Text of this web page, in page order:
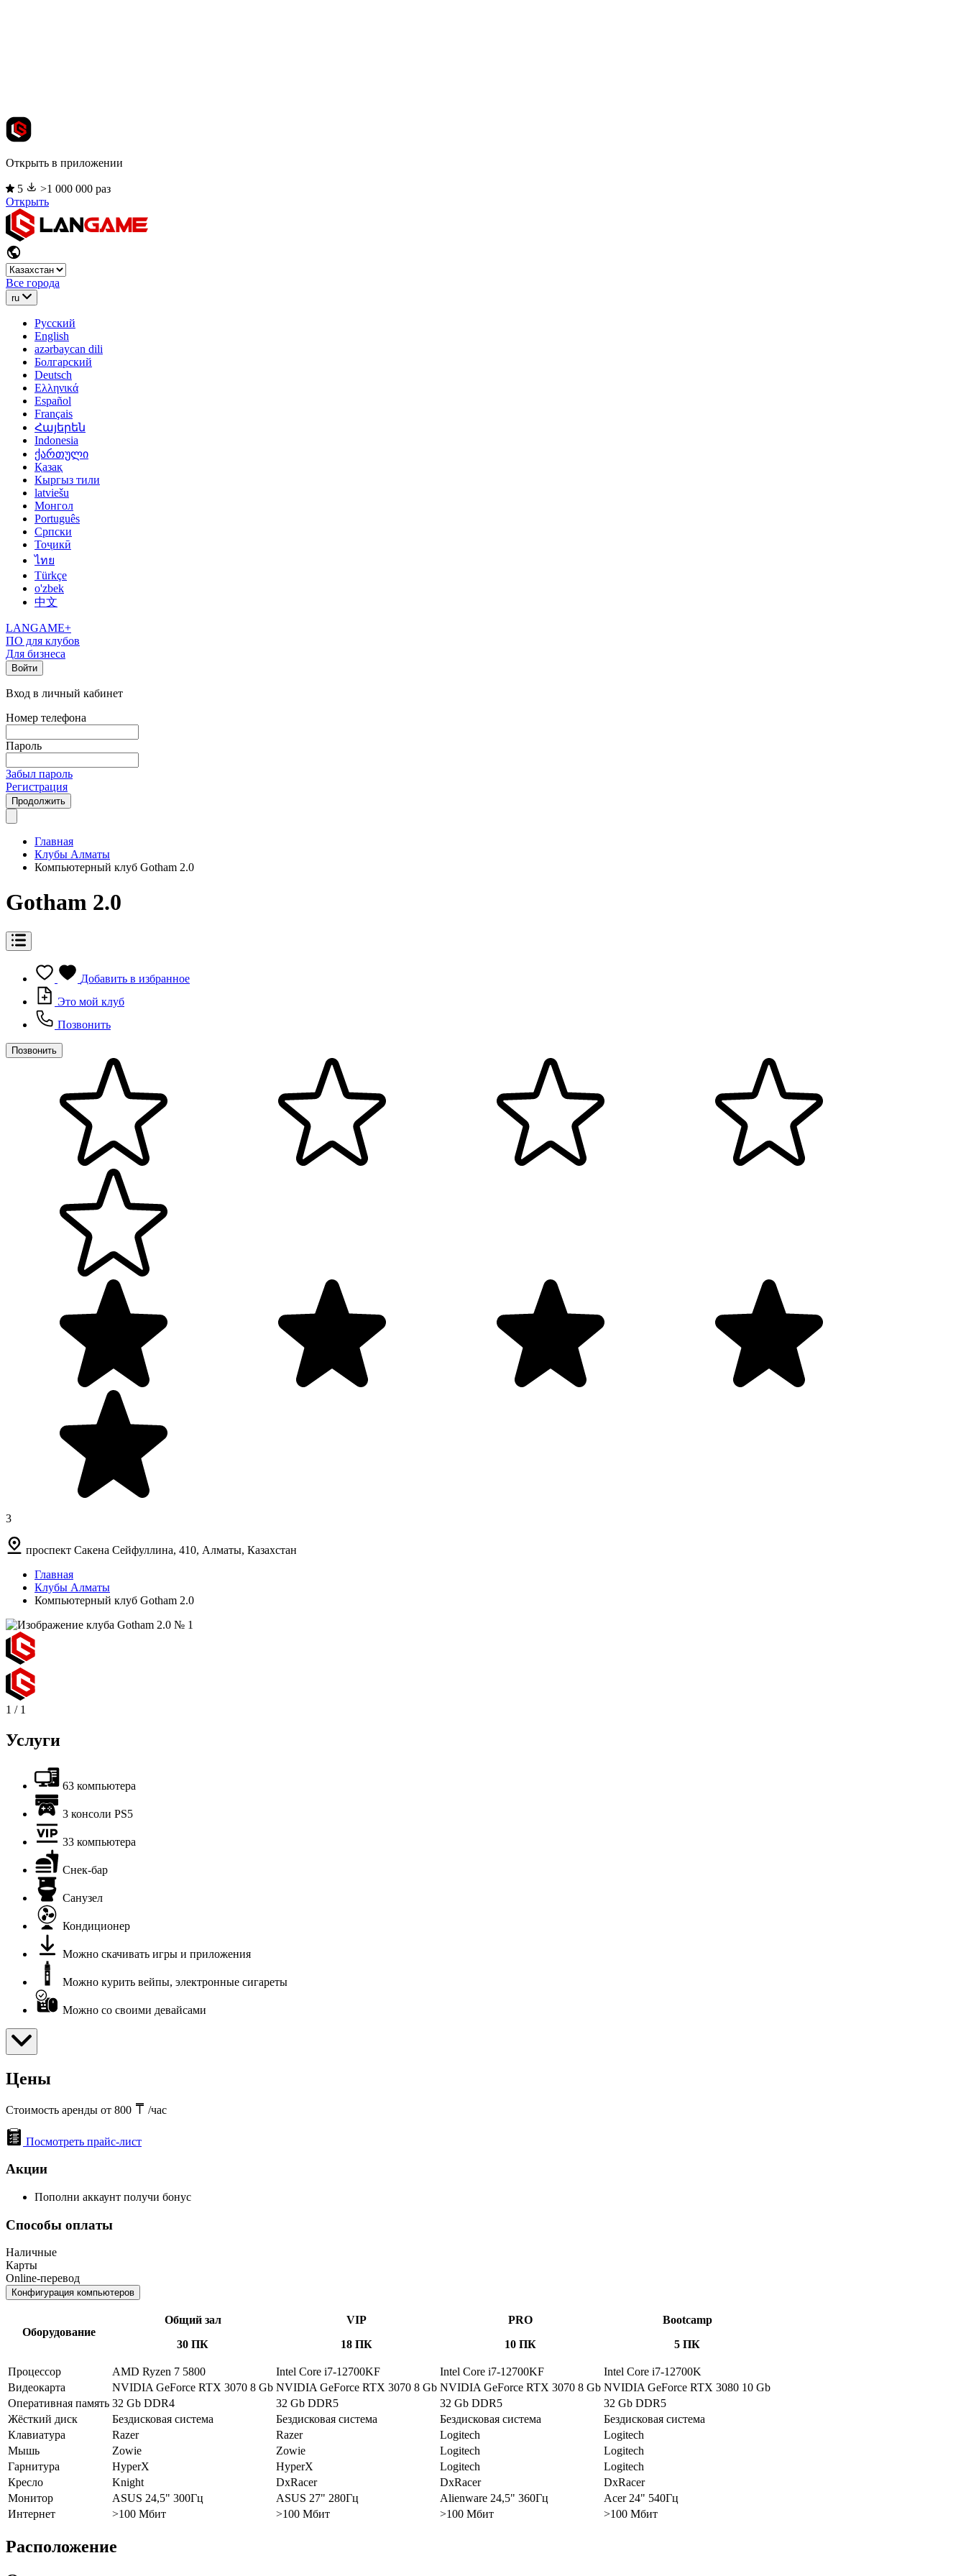
Открыть в приложении
5
>1 000 000 раз
Открыть
Все города
ru
Русский
English
azərbaycan dili
Болгарский
Deutsch
Ελληνικά
Español
Français
Հայերեն
Indonesia
ქართული
Қазақ
Кыргыз тили
latviešu
Монгол
Português
Српски
Тоҷикӣ
ไทย
Türkçe
o'zbek
中文
LANGAME+
ПО для клубов
Для бизнеса
Войти
Вход в личный кабинет
Номер телефона
Пароль
Забыл пароль
Регистрация
Продолжить
Главная
Клубы Алматы
Компьютерный клуб Gotham 2.0
Gotham 2.0
Добавить в избранное
Это мой клуб
Позвонить
Позвонить
3
проспект Сакена Сейфуллина, 410, Алматы, Казахстан
Главная
Клубы Алматы
Компьютерный клуб Gotham 2.0
1 / 1
Услуги
63 компьютера
3 консоли PS5
33 компьютера
Снек-бар
Санузел
Кондиционер
Можно скачивать игры и приложения
Можно курить вейпы, электронные сигареты
Можно со своими девайсами
Цены
Стоимость аренды от 800 /час
Посмотреть прайс-лист
Акции
Пополни аккаунт получи бонус
Способы оплаты
Наличные
Карты
Online-перевод
Конфигурация компьютеров
Оборудование
Общий зал
30 ПК
VIP
18 ПК
PRO
10 ПК
Bootcamp
5 ПК
Процессор AMD Ryzen 7 5800 Intel Core i7-12700KF Intel Core i7-12700KF
Intel Core i7-12700K
Видеокарта
NVIDIA GeForce RTX 3070 8 Gb NVIDIA GeForce RTX 3070 8 Gb NVIDIA GeForce RTX 3070 8 Gb NVIDIA GeForce RTX 3080 10 Gb
Оперативная память 32 Gb DDR4 32 Gb DDR5 32 Gb DDR5
32 Gb DDR5
Жёсткий диск
Бездисковая система Бездисковая система Бездисковая система
Бездисковая система
Клавиатура
Razer Razer Logitech
Logitech
Мышь
Zowie Zowie Logitech
Logitech
Гарнитура
HyperX HyperX Logitech
Logitech
Кресло
Knight DxRacer DxRacer
DxRacer
Монитор
ASUS 24,5" 300Гц ASUS 27" 280Гц Alienware 24,5" 360Гц
Acer 24" 540Гц
Интернет
>100 Мбит >100 Мбит >100 Мбит >100 Мбит
Расположение